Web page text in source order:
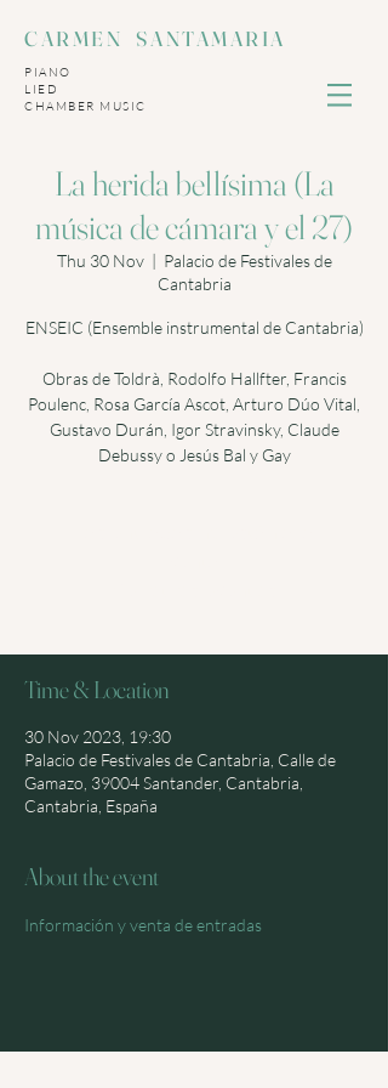
CARMEN SANTAMARIA
PIANO
LIED
​CHAMBER MUSIC
La herida bellísima (La
música de cámara y el 27)
Thu 30 Nov
  |
Palacio de Festivales de
Cantabria
ENSEIC (Ensemble instrumental de Cantabria)
Obras de Toldrà, Rodolfo Hallfter, Francis
Poulenc, Rosa García Ascot, Arturo Dúo Vital,
Gustavo Durán, Igor Stravinsky, Claude
Debussy o Jesús Bal y Gay
Time & Location
30 Nov 2023, 19:30
Palacio de Festivales de Cantabria, Calle de
Gamazo, 39004 Santander, Cantabria,
Cantabria, España
About the event
Información y venta de entradas